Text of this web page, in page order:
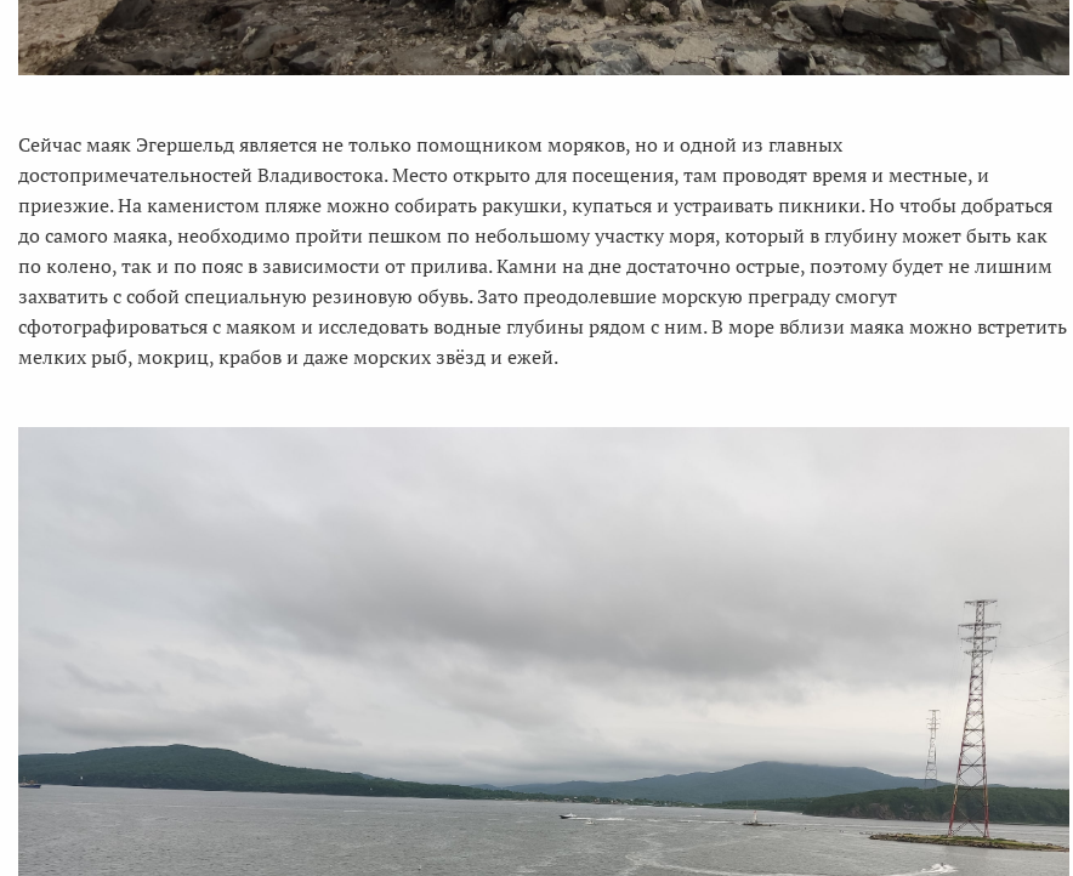
Сейчас маяк Эгершельд является не только помощником моряков, но и одной из главных
достопримечательностей Владивостока. Место открыто для посещения, там проводят время и местные, и
приезжие. На каменистом пляже можно собирать ракушки, купаться и устраивать пикники. Но чтобы добраться
до самого маяка, необходимо пройти пешком по небольшому участку моря, который в глубину может быть как
по колено, так и по пояс в зависимости от прилива. Камни на дне достаточно острые, поэтому будет не лишним
захватить с собой специальную резиновую обувь. Зато преодолевшие морскую преграду смогут
сфотографироваться с маяком и исследовать водные глубины рядом с ним. В море вблизи маяка можно встретить
мелких рыб, мокриц, крабов и даже морских звёзд и ежей.